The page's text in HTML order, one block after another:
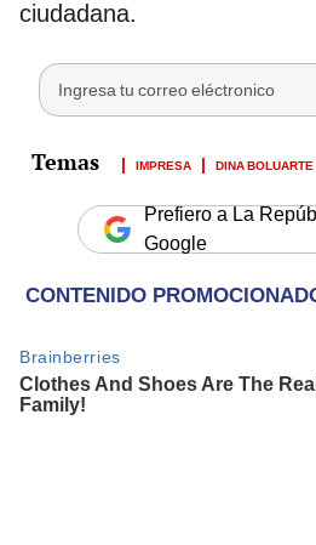
ciudadana.
IMPRESA DINA BOLUARTE
Prefiero a La
Google